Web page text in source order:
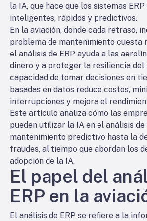
la IA, que hace que los sistemas ERP
inteligentes, rápidos y predictivos.
En la aviación, donde cada retraso,
problema de mantenimiento cuesta
el análisis de ERP ayuda a las
dinero y a proteger la resiliencia del
capacidad de tomar decisiones en
basadas en datos reduce costos,
interrupciones y mejora el
Este artículo analiza cómo las
pueden utilizar la IA en el análisis de
mantenimiento predictivo hasta la
fraudes, al tiempo que abordan los
adopción de la IA.
El papel del
ERP en la
El análisis de ERP se refiere a la